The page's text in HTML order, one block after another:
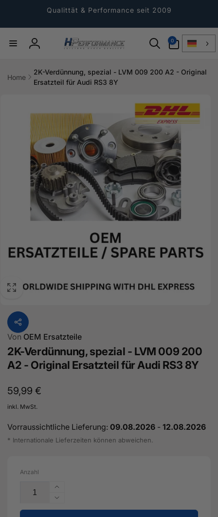
Qualittät & Performance seit 2009
Einloggen
0
Artikel
Home
2K-Verdünnung, spezial - LVM 009 200 A2 - Original
Ersatzteil für Audi RS3 8Y
Von OEM Ersatzteile
2K-Verdünnung, spezial - LVM 009 200
A2 - Original Ersatzteil für Audi RS3 8Y
Normaler
Preis
59,99 €
inkl. MwSt.
Vorraussichtliche Lieferung: 09.08.2026 - 12.08.2026
* Internationale Lieferzeiten können abweichen.
Anzahl
Erhöhe
die
Menge
Verringere
die